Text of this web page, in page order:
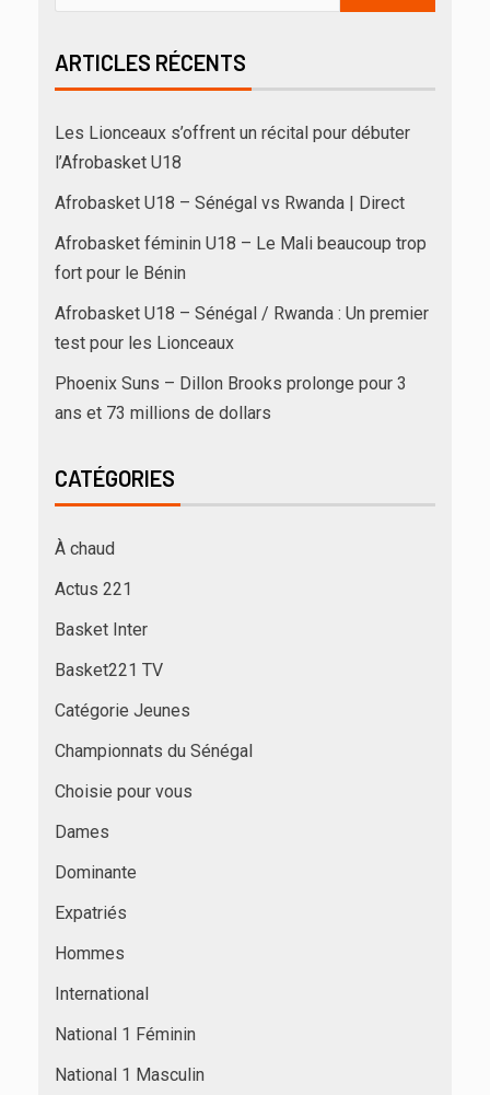
ARTICLES RÉCENTS
Les Lionceaux s’offrent un récital pour débuter
l’Afrobasket U18
Afrobasket U18 – Sénégal vs Rwanda | Direct
Afrobasket féminin U18 – Le Mali beaucoup trop
fort pour le Bénin
Afrobasket U18 – Sénégal / Rwanda : Un premier
test pour les Lionceaux
Phoenix Suns – Dillon Brooks prolonge pour 3
ans et 73 millions de dollars
CATÉGORIES
À chaud
Actus 221
Basket Inter
Basket221 TV
Catégorie Jeunes
Championnats du Sénégal
Choisie pour vous
Dames
Dominante
Expatriés
Hommes
International
National 1 Féminin
National 1 Masculin